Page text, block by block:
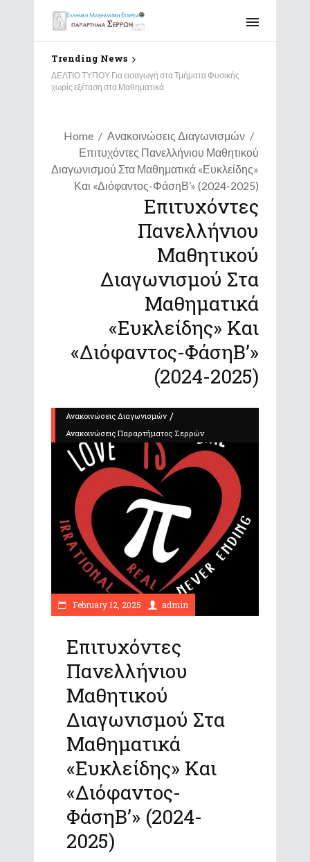
Trending News
ΔΕΛΤΙΟ ΤΥΠΟΥ Για εισαγωγή στα Τμήματα Φυσικής
χωρίς εξέταση στα Μαθηματικά
Home
Ανακοινώσεις Διαγωνισμών
Επιτυχόντες Πανελλήνιου Μαθητικού
Διαγωνισμού Στα Μαθηματικά «Ευκλείδης»
Και «Διόφαντος-ΦάσηΒ’» (2024-2025)
Επιτυχόντες
Πανελλήνιου
Μαθητικού
Διαγωνισμού Στα
Μαθηματικά
«Ευκλείδης» Και
«Διόφαντος-ΦάσηΒ’»
(2024-2025)
Ανακοινώσεις Διαγωνισμών/
Ανακοινώσεις Παραρτήματος Σερρών
February 12, 2025 admin
Επιτυχόντες
Πανελλήνιου
Μαθητικού
Διαγωνισμού Στα
Μαθηματικά
«Ευκλείδης» Και
«Διόφαντος-
ΦάσηΒ’» (2024-
2025)